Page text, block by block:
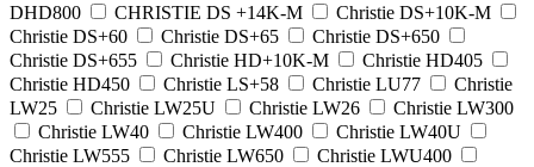
DHD800
CHRISTIE DS +14K-M
Christie DS+10K-M
Christie DS+60
Christie DS+65
Christie DS+650
Christie DS+655
Christie HD+10K-M
Christie HD405
Christie HD450
Christie LS+58 Christie LU77
Christie
LW25
Christie LW25U Christie LW26
Christie LW300
Christie LW40
Christie LW400
Christie LW40U
Christie LW555
Christie LW650
Christie LWU400